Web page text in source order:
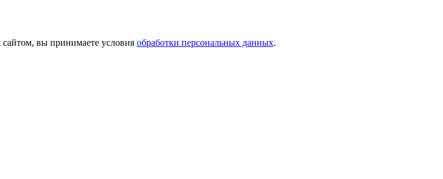
вы принимаете условия обработки персональных данных.